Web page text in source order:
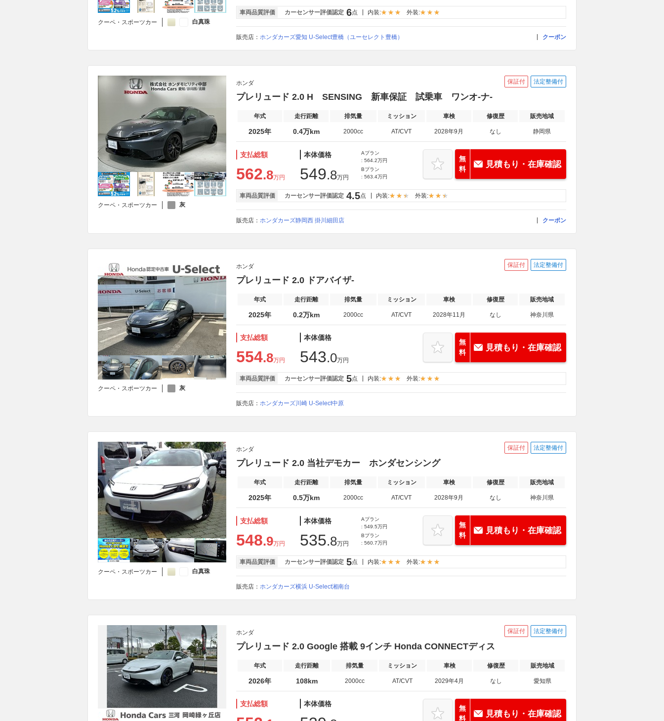
クーペ・スポーツカー 白真珠
車両品質評価 カーセンサー評価認定 6点 内装: 外装:
販売店： ホンダカーズ愛知 U-Select豊橋（ユーセレクト豊橋） クーポン
クーペ・スポーツカー 灰
ホンダ 保証付 法定整備付
プレリュード 2.0 H SENSING 新車保証 試乗車 ワンオ-ナ-
年式 走行距離 排気量 ミッション 車検 修復歴 販売地域
2025年 0.4万km 2000cc AT/CVT 2028年9月 なし 静岡県
支払総額
562.8万円
本体価格
549.8万円
Aプラン
: 564.2万円
Bプラン
: 563.4万円
無
料
見積もり・在庫確認
車両品質評価 カーセンサー評価認定 4.5点 内装: 外装:
販売店： ホンダカーズ静岡西 掛川細田店 クーポン
クーペ・スポーツカー 灰
ホンダ 保証付 法定整備付
プレリュード 2.0 ドアバイザ-
年式 走行距離 排気量 ミッション 車検 修復歴 販売地域
2025年 0.2万km 2000cc AT/CVT 2028年11月 なし 神奈川県
支払総額
554.8万円
本体価格
543.0万円
無
料
見積もり・在庫確認
車両品質評価 カーセンサー評価認定 5点 内装: 外装:
販売店： ホンダカーズ川崎 U-Select中原
クーペ・スポーツカー 白真珠
ホンダ 保証付 法定整備付
プレリュード 2.0 当社デモカー ホンダセンシング
年式 走行距離 排気量 ミッション 車検 修復歴 販売地域
2025年 0.5万km 2000cc AT/CVT 2028年9月 なし 神奈川県
支払総額
548.9万円
本体価格
535.8万円
Aプラン
: 549.5万円
Bプラン
: 560.7万円
無
料
見積もり・在庫確認
車両品質評価 カーセンサー評価認定 5点 内装: 外装:
販売店： ホンダカーズ横浜 U-Select湘南台
ホンダ 保証付 法定整備付
プレリュード 2.0 Google 搭載 9インチ Honda CONNECTディス
年式 走行距離 排気量 ミッション 車検 修復歴 販売地域
2026年 108km 2000cc AT/CVT 2029年4月 なし 愛知県
支払総額 本体価格
無
料
見積もり・在庫確認